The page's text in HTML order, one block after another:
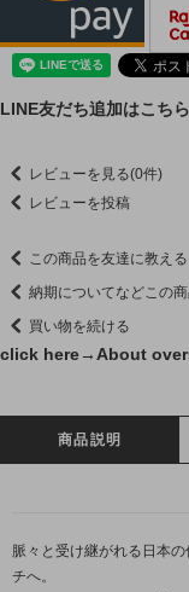
LINE友だち追加はこち
レビューを見る(0件)
レビューを投稿
この商品を友達に教える
納期についてなどこの
買い物を続ける
click here→About
商品説明
脈々と受け継がれる日本
チへ。